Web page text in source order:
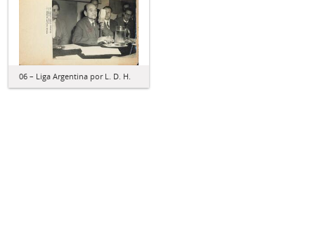
06 – Liga Argentina por L. D. H.